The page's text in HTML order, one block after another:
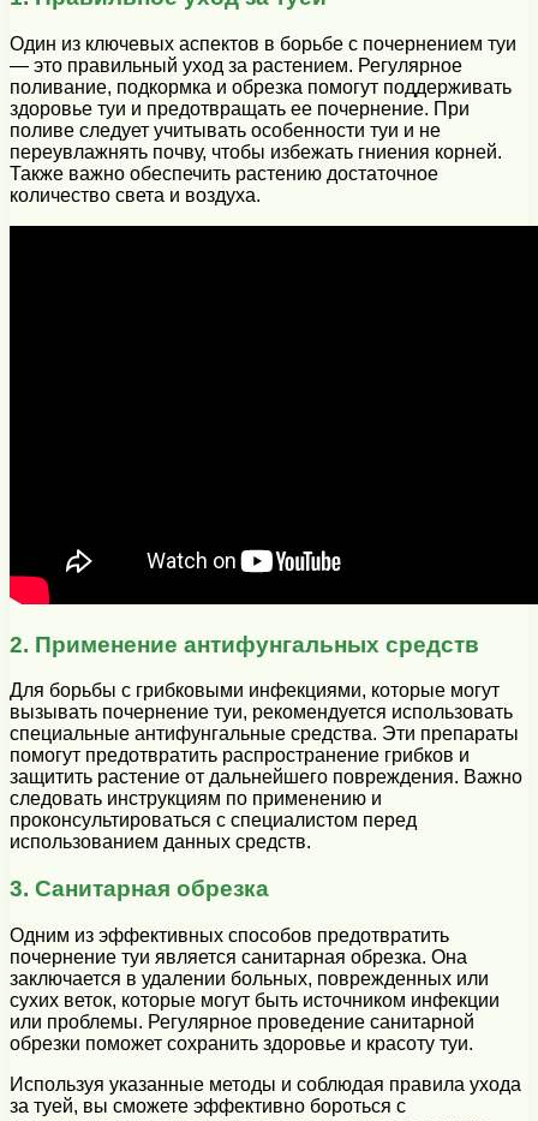
Один из ключевых аспектов в борьбе с почернением туи
— это правильный уход за растением. Регулярное
поливание, подкормка и обрезка помогут поддерживать
здоровье туи и предотвращать ее почернение. При
поливе следует учитывать особенности туи и не
переувлажнять почву, чтобы избежать гниения корней.
Также важно обеспечить растению достаточное
количество света и воздуха.
2. Применение антифунгальных средств
Для борьбы с грибковыми инфекциями, которые могут
вызывать почернение туи, рекомендуется использовать
специальные антифунгальные средства. Эти препараты
помогут предотвратить распространение грибков и
защитить растение от дальнейшего повреждения. Важно
следовать инструкциям по применению и
проконсультироваться с специалистом перед
использованием данных средств.
3. Санитарная обрезка
Одним из эффективных способов предотвратить
почернение туи является санитарная обрезка. Она
заключается в удалении больных, поврежденных или
сухих веток, которые могут быть источником инфекции
или проблемы. Регулярное проведение санитарной
обрезки поможет сохранить здоровье и красоту туи.
Используя указанные методы и соблюдая правила ухода
за туей, вы сможете эффективно бороться с